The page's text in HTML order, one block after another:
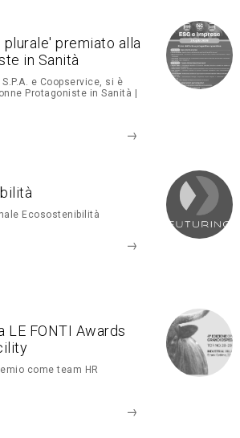
premiato alla
in Sanità
e Coopservice, si è
Protagoniste in Sanità |
Ecosostenibilità
LE FONTI Awards
come team HR